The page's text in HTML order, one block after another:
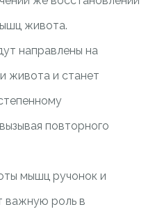
живота.
направлены на
живота и станет
повторного
мышц ручонок и
важную роль в